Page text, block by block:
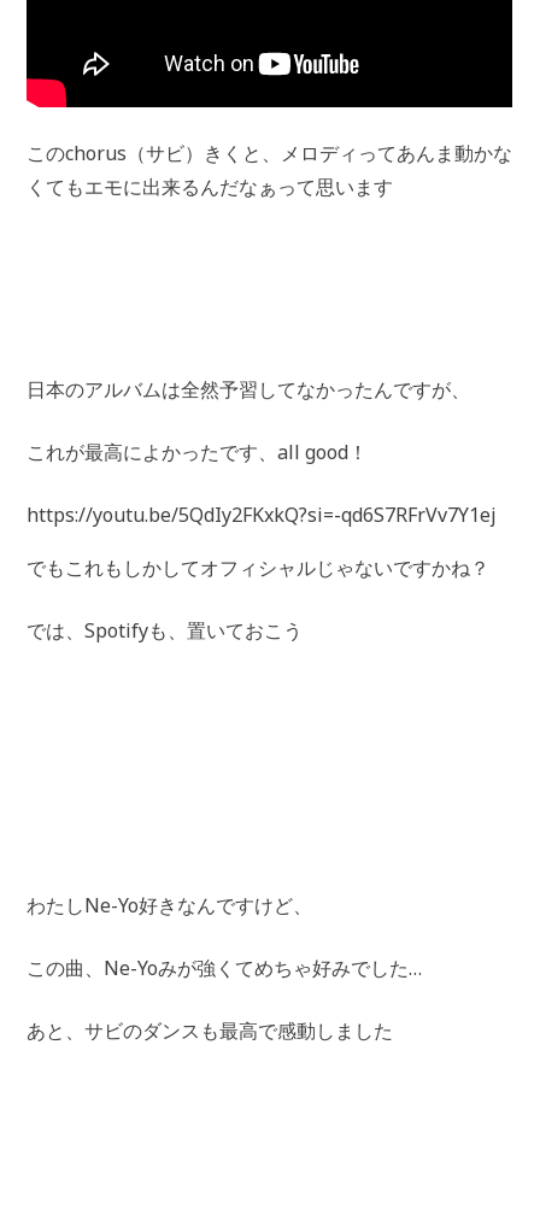
このchorus（サビ）きくと、メロディってあんま動かな
くてもエモに出来るんだなぁって思います
日本のアルバムは全然予習してなかったんですが、
これが最高によかったです、all good！
https://youtu.be/5QdIy2FKxkQ?si=-qd6S7RFrVv7Y1ej
でもこれもしかしてオフィシャルじゃないですかね？
では、Spotifyも、置いておこう
わたしNe-Yo好きなんですけど、
この曲、Ne-Yoみが強くてめちゃ好みでした…
あと、サビのダンスも最高で感動しました